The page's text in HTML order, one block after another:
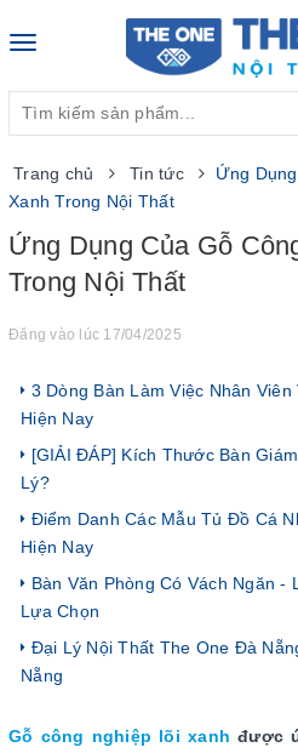
Toggle
Trang chủ Tin tức
Ứng
Xanh Trong Nội Thất
Ứng Dụng Của Gỗ
Trong Nội Thất
Đăng vào lúc 17/04/2025
3 Dòng Bàn Làm Việc Nhân
Hiện Nay
[GIẢI ĐÁP] Kích Thước Bàn
Lý?
Điểm Danh Các Mẫu Tủ Đồ Cá
Hiện Nay
Bàn Văn Phòng Có Vách Ngăn -
Lựa Chọn
Đại Lý Nội Thất The One Đà
Nẵng
Gỗ công nghiệp lõi xanh được